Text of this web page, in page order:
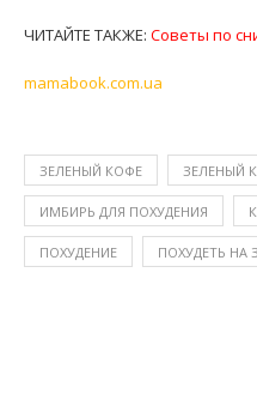
ЧИТАЙТЕ ТАКЖЕ: Советы по
mamabook.com.ua
ЗЕЛЕНЫЙ КОФЕ ЗЕЛЕНЫЙ
ИМБИРЬ ДЛЯ ПОХУДЕНИЯ
ПОХУДЕНИЕ ПОХУДЕТЬ НА